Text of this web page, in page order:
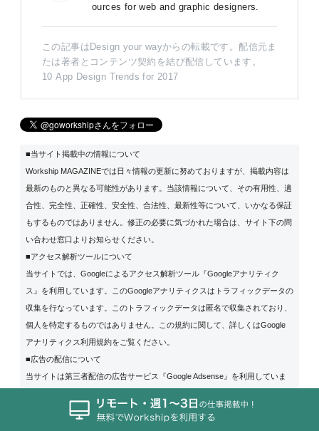
ources for web and graphic designers.
この記事はDesign your wayからの転載です。配信元ま
たは著者とコンテンツ契約を結び配信しています。
10 App Design Trends for 2017
■当サイト掲載中の情報について
Workship MAGAZINEでは日々情報の更新に努めておりますが、掲載内容は
最新のものと異なる可能性があります。当該情報について、その有用性、適
合性、完全性、正確性、安全性、合法性、最新性等について、いかなる保証
もするものではありません。修正の必要に気づかれた場合は、サイト下の問
い合わせ窓口よりお知らせください。
■アクセス解析ツールについて
当サイトでは、Googleによるアクセス解析ツール『Googleアナリティク
ス』を利用しています。このGoogleアナリティクスはトラフィックデータの
収集を行なっています。このトラフィックデータは匿名で収集されており、
個人を特定するものではありません。この規約に関して、詳しくはGoogle
アナリティクス利用規約をご覧ください。
■広告の配信について
当サイトは第三者配信の広告サービス『Google Adsense』を利用していま
ユーザーの趣味・嗜好に応じた新商品・サービスに関する広告を表示するこ